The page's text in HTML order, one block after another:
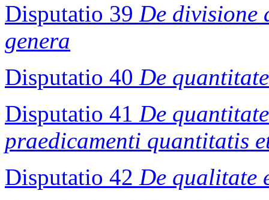
Disputatio 39 De divisione
genera
Disputatio 40 De
Disputatio 41 De
praedicamenti quantitatis
Disputatio 42 De qualitate